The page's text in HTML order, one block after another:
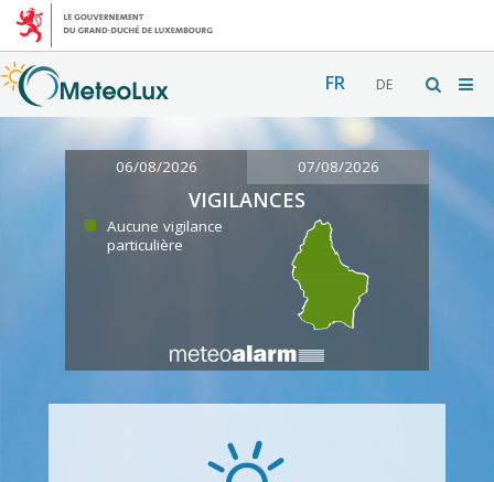
FR DE
06/08/2026 07/08/2026
VIGILANCES
Aucune vigilance
particulière